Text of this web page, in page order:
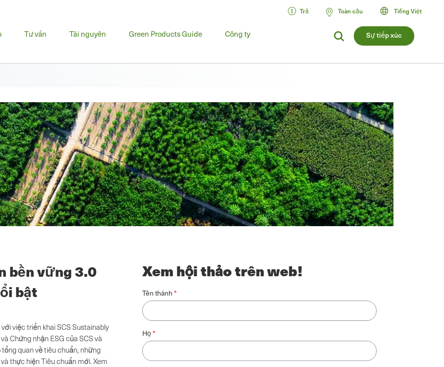
Sự tiếp xúc
Tư vấn Tài nguyên Green Products Guide Công ty
Trả Toàn cầu Tiếng Việt
bền vững 3.0
bật
việc triển khai SCS Sustainably
Chứng nhận ESG của SCS và
quan về tiêu chuẩn, những
thực hiện Tiêu chuẩn mới. Xem
Xem hội thảo trên web!
Tên thánh
Họ